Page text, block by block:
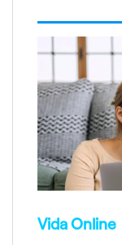
Vida Online